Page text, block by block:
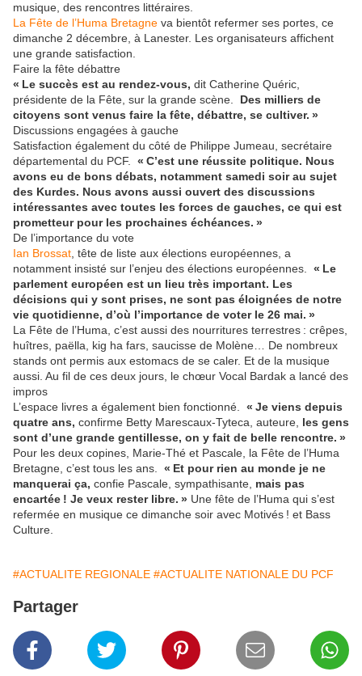
musique, des rencontres littéraires.
La Fête de l’Huma Bretagne va bientôt refermer ses portes, ce
dimanche 2 décembre, à Lanester. Les organisateurs affichent
une grande satisfaction.
Faire la fête débattre
« Le succès est au rendez-vous, dit Catherine Quéric,
présidente de la Fête, sur la grande scène.
Des milliers de
citoyens sont venus faire la fête, débattre, se cultiver. »
Discussions engagées à gauche
Satisfaction également du côté de Philippe Jumeau, secrétaire
départemental du PCF.
« C’est une réussite politique. Nous
avons eu de bons débats, notamment samedi soir au sujet
des Kurdes. Nous avons aussi ouvert des discussions
intéressantes avec toutes les forces de gauches, ce qui est
prometteur pour les prochaines échéances. »
De l’importance du vote
Ian Brossat , tête de liste aux élections européennes, a
notamment insisté sur l’enjeu des élections européennes.
« Le
parlement européen est un lieu très important. Les
décisions qui y sont prises, ne sont pas éloignées de notre
vie quotidienne, d’où l’importance de voter le 26 mai. »
La Fête de l’Huma, c’est aussi des nourritures terrestres : crêpes,
huîtres, paëlla, kig ha fars, saucisse de Molène… De nombreux
stands ont permis aux estomacs de se caler. Et de la musique
aussi. Au fil de ces deux jours, le chœur Vocal Bardak a lancé des
impros
L’espace livres a également bien fonctionné.
« Je viens depuis
quatre ans, confirme Betty Marescaux-Tyteca, auteure, les gens
sont d’une grande gentillesse, on y fait de belle rencontre. »
Pour les deux copines, Marie-Thé et Pascale, la Fête de l’Huma
Bretagne, c’est tous les ans.
« Et pour rien au monde je ne
manquerai ça, confie Pascale, sympathisante, mais pas
encartée ! Je veux rester libre. » Une fête de l’Huma qui s’est
refermée en musique ce dimanche soir avec Motivés ! et Bass
Culture.
#ACTUALITE REGIONALE #ACTUALITE NATIONALE DU PCF
Partager